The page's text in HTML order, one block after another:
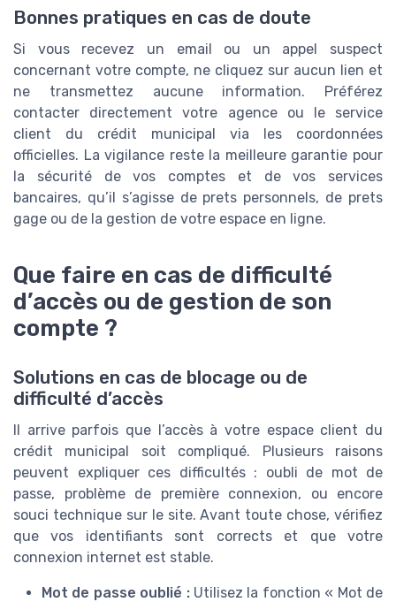
Bonnes pratiques en cas de doute
Si vous recevez un email ou un appel suspect
concernant votre compte, ne cliquez sur aucun lien et
ne transmettez aucune information. Préférez
contacter directement votre agence ou le service
client du crédit municipal via les coordonnées
officielles. La vigilance reste la meilleure garantie pour
la sécurité de vos comptes et de vos services
bancaires, qu’il s’agisse de prets personnels, de prets
gage ou de la gestion de votre espace en ligne.
Que faire en cas de difficulté
d’accès ou de gestion de son
compte ?
Solutions en cas de blocage ou de
difficulté d’accès
Il arrive parfois que l’accès à votre espace client du
crédit municipal soit compliqué. Plusieurs raisons
peuvent expliquer ces difficultés : oubli de mot de
passe, problème de première connexion, ou encore
souci technique sur le site. Avant toute chose, vérifiez
que vos identifiants sont corrects et que votre
connexion internet est stable.
Mot de passe oublié :Utilisez la fonction « Mot de